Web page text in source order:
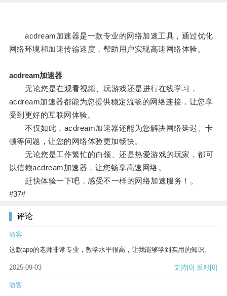
acdream加速器是一款专业的网络加速工具，通过优化
网络环境和加速传输速度，帮助用户实现高速网络体验。
acdream加速器
无论您是在观看视频、玩游戏还是进行在线学习，
acdream加速器都能为您提供稳定流畅的网络连接，让您享
受到更好的互联网体验。
不仅如此，acdream加速器还能为您解决网络延迟、卡
顿等问题，让您的网络体验更加畅快。
无论您是工作繁忙的白领、还是热爱游戏的玩家，都可
以信赖acdream加速器，让您畅享高速网络。
赶快体验一下吧，感受不一样的网络加速服务！。
#37#
评论
游客
这款app的老师非常专业，教学水平很高，让我能够学到实用的知识。
2025-09-03 支持[0] 反对[0]
游客